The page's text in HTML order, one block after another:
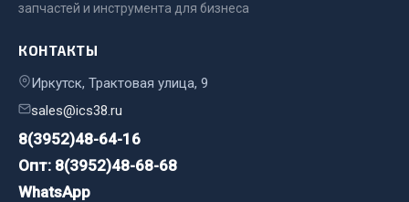
Показать ещё
Запчасти ЯМЗ
Двигатель
Система питания
запчастей и инструмента для бизнеса
КОНТАКТЫ
Иркутск, Трактовая улица, 9
sales@ics38.ru
8(3952)48-64-16
Опт: 8(3952)48-68-68
WhatsApp